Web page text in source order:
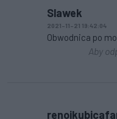
Slawek
2021-11-21 19:42:04
Obwodnica po
Aby